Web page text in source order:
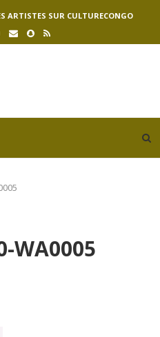
ARTISTES SUR CULTURECONGO
WA0005